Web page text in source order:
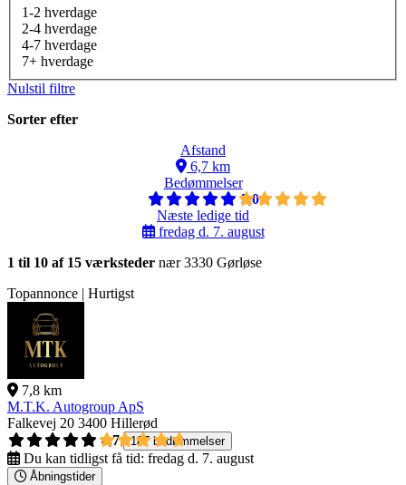
1-2 hverdage
2-4 hverdage
4-7 hverdage
7+ hverdage
Nulstil filtre
Sorter efter
Afstand
6,7 km
Bedømmelser
5,0
Næste ledige tid
fredag d. 7. august
1 til 10 af 15 værksteder nær 3330 Gørløse
Topannonce | Hurtigst
7,8 km
M.T.K. Autogroup ApS
Falkevej 20 3400 Hillerød
4,7
187 bedømmelser
Du kan tidligst få tid: fredag d. 7. august
Åbningstider